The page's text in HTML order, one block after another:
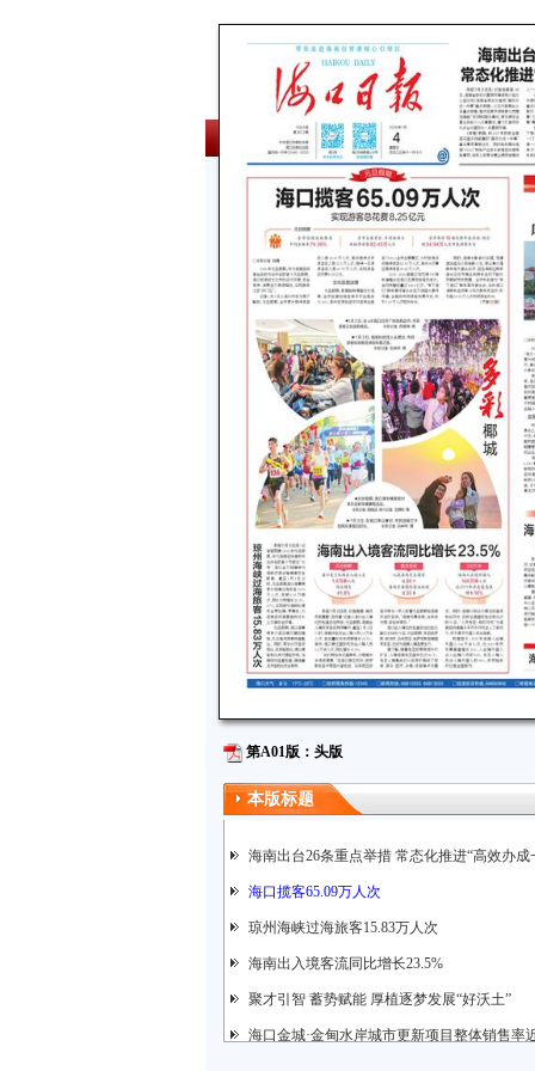
第A01版：头版
本版标题
海南出台26条重点举措 常态化推进“高效办成
海口揽客65.09万人次
琼州海峡过海旅客15.83万人次
海南出入境客流同比增长23.5%
聚才引智 蓄势赋能 厚植逐梦发展“好沃土”
海口金城·金甸水岸城市更新项目整体销售率